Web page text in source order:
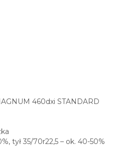
460dxi STANDARD
tył 35/70r22,5 – ok. 40-50%